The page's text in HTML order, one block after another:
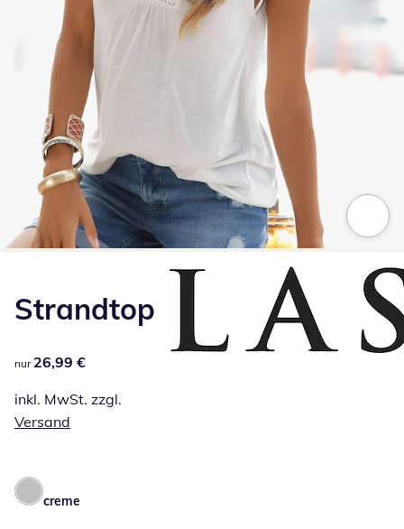
Strandtop
26,99 €
nur 26,99 €
inkl. MwSt. zzgl.
Versand
creme